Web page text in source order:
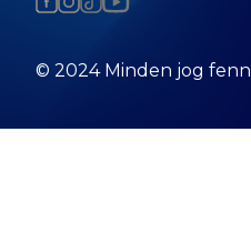
© 2024 Minden jog